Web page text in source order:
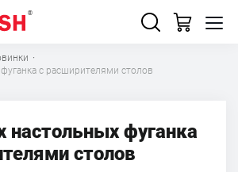
·
с расширителями столов
настольных фуганка
столов